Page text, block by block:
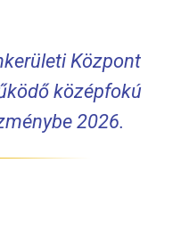
Központ
középfokú
2026.